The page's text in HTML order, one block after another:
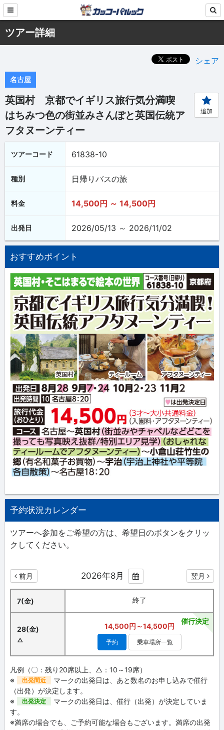
ツアー詳細
シェア
名古屋
英国村 京都でイギリス旅行気分満喫
はちみつ色の街並みさんぽと英国伝統ア
フタヌーンティー
追加
ツアーコード 61838-10
種別 日帰りバスの旅
料金 14,500円 ～ 14,500円
出発日 2026/05/13 ～ 2026/11/02
おすすめポイント
予約状況カレンダー
ツアーへ参加をご希望の方は、希望日のボタンをクリッ
クしてください。
前月 2026年8月 翌月
7(金) 終了
28(金)
△
催行決定
14,500円～14,500円
予約 乗車場所一覧
凡例（〇：残り20席以上、△：10～19席）
※
出発間近
マークの出発日は、あと数名のお申し込みで催行
（出発）が決定します。
※
出発決定
マークの出発日は、催行（出発）が決定していま
す。
※満席の場合でも、ご予約可能な場合もございます。満席の出発